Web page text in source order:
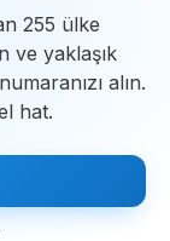
255 ülke
ve yaklaşık
alın.
hat.